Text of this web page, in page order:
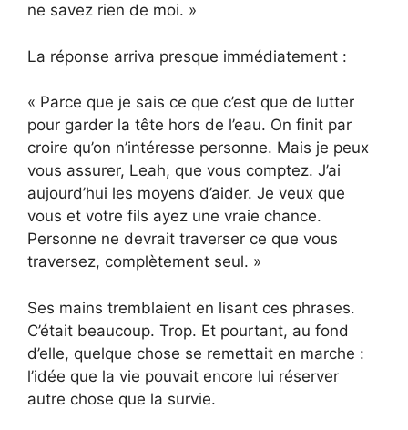
ne savez rien de moi. »
La réponse arriva presque immédiatement :
« Parce que je sais ce que c’est que de lutter
pour garder la tête hors de l’eau. On finit par
croire qu’on n’intéresse personne. Mais je peux
vous assurer, Leah, que vous comptez. J’ai
aujourd’hui les moyens d’aider. Je veux que
vous et votre fils ayez une vraie chance.
Personne ne devrait traverser ce que vous
traversez, complètement seul. »
Ses mains tremblaient en lisant ces phrases.
C’était beaucoup. Trop. Et pourtant, au fond
d’elle, quelque chose se remettait en marche :
l’idée que la vie pouvait encore lui réserver
autre chose que la survie.